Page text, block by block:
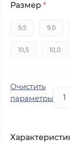
Размер *
9,5 9,0
10,5 10,0
Очистить
параметры